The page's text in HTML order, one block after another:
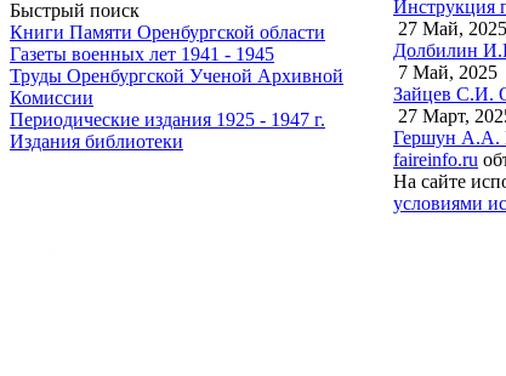
Быстрый поиск
Книги Памяти Оренбургской области
Газеты военных лет 1941 - 1945
Труды Оренбургской Ученой Архивной
Комиссии
Периодические издания 1925 - 1947 г.
Издания библиотеки
Инструкция
27 Май, 2025
Долбилин
7 Май, 2025
Зайцев С.И.
27 Март,
Гершун А.А.
faireinfo.ru
На сайте
условиями